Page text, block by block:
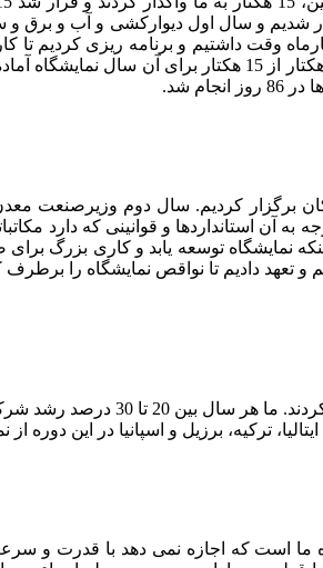
و سال اول دیوارکشی و آب و برق و
طراحی کردیم و با یک کارجهادی در مدت زمان 86 روز یک سالن
شد.
روزه متعلق به سال 94 است. ما آن دوره ازنمایشگاه را در سال 94 در
به آن استانداردها و قوانینی که دارد
نمایشگاه توسعه یابد و کاری بزرگ
و تعهد دادیم تا نواقص نمایشگاه را
از سال 94 شرکت کننده خارجی در
است که اجازه نمی دهد با قدرت و